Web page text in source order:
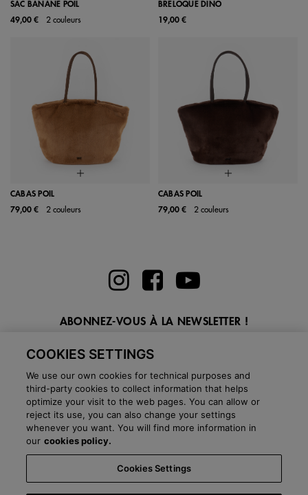
SAC BANANE POIL
49,00 €
2 couleurs
BRELOQUE DINO
19,00 €
CABAS POIL
79,00 €
2 couleurs
CABAS POIL
79,00 €
2 couleurs
ABONNEZ-VOUS À LA NEWSLETTER !
BLOG
COOKIES SETTINGS
We use our own cookies for technical purposes and
third-party cookies to collect information that helps
optimize your visit to the web pages. You can allow or
reject its use, you can also change your settings
whenever you want. You will find more information in
our cookies policy.
Cookies Settings